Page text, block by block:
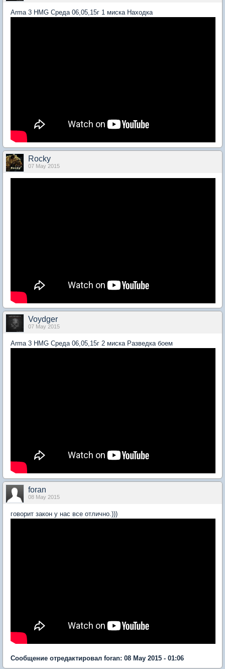
Arma 3 HMG Среда 06,05,15г 1 миска Находка
Rocky
07 May 2015
Voydger
07 May 2015
Arma 3 HMG Среда 06,05,15г 2 миска Разведка боем
foran
08 May 2015
говорит закон у нас все отлично.)))
Сообщение отредактировал foran: 08 May 2015 - 01:06